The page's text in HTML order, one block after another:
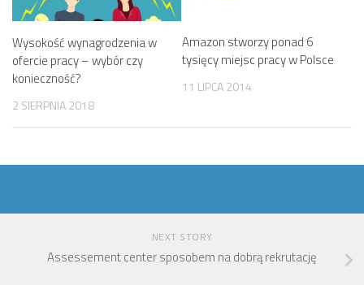
Wysokość wynagrodzenia w
ofercie pracy – wybór czy
konieczność?
2 SIERPNIA 2018
Amazon stworzy ponad 6
tysięcy miejsc pracy w Polsce
11 LIPCA 2014
NEXT STORY
Assessement center sposobem na dobrą rekrutację